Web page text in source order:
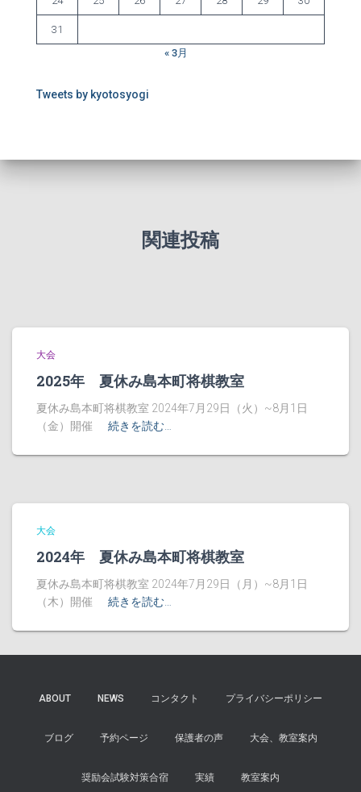
31
« 3月
Tweets by kyotosyogi
関連投稿
大会
2025年 夏休み島本町将棋教室
夏休み島本町将棋教室 2024年7月29日（火）~8月1日
（金）開催
続きを読む…
大会
2024年 夏休み島本町将棋教室
夏休み島本町将棋教室 2024年7月29日（月）~8月1日
（木）開催
続きを読む…
ABOUT NEWS コンタクト プライバシーポリシー
ブログ 予約ページ 保護者の声 大会、教室案内
奨励会試験対策合宿 実績 教室案内